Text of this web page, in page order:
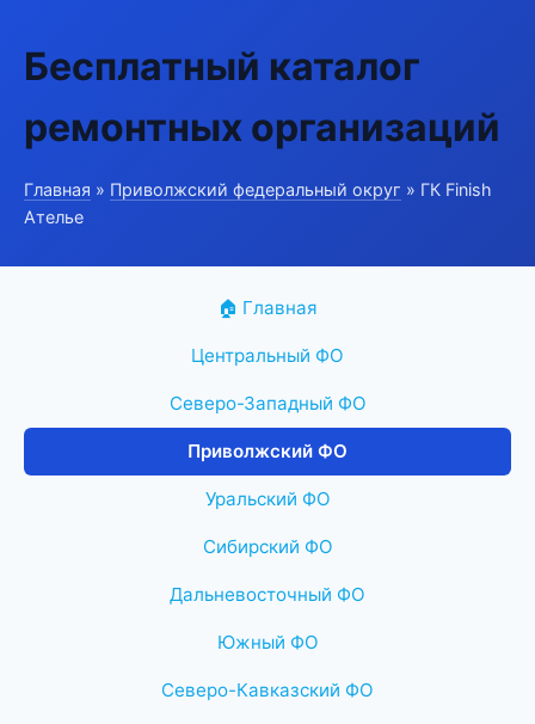
Бесплатный каталог
ремонтных организаций
Главная » Приволжский федеральный округ » ГК Finish
Ателье
🏠 Главная
Центральный ФО
Северо-Западный ФО
Приволжский ФО
Уральский ФО
Сибирский ФО
Дальневосточный ФО
Южный ФО
Северо-Кавказский ФО